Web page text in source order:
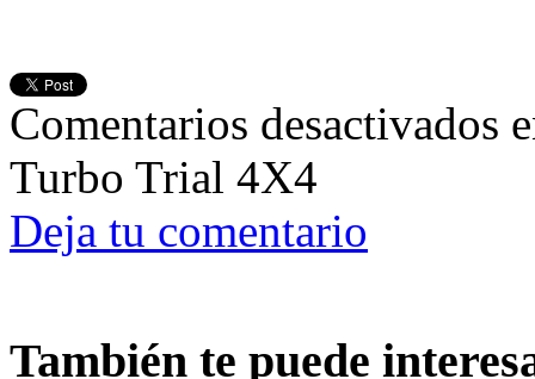
Comentarios desactivados
Turbo Trial 4X4
Deja tu comentario
También te puede